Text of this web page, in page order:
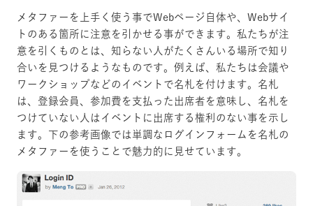
メタファーを上手く使う事でWebページ自体や、Webサイ
トのある箇所に注意を引かせる事ができます。私たちが注
意を引くものとは、知らない人がたくさんいる場所で知り
合いを見つけるようなものです。例えば、私たちは会議や
ワークショップなどのイベントで名札を付けます。名札
は、登録会員、参加費を支払った出席者を意味し、名札を
つけていない人はイベントに出席する権利のない事を示し
ます。下の参考画像では単調なログインフォームを名札の
メタファーを使うことで魅力的に見せています。